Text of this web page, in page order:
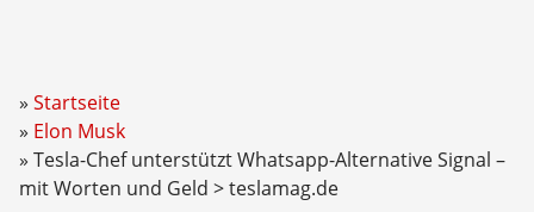
Startseite
Elon Musk
Tesla-Chef unterstützt Whatsapp-Alternative Signal –
mit Worten und Geld > teslamag.de